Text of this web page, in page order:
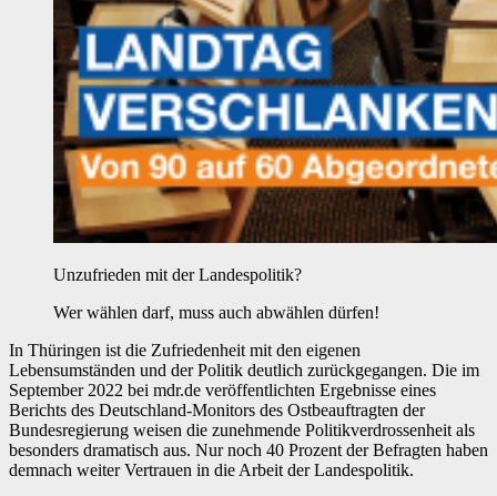
Unzufrieden mit der Landespolitik?
Wer wählen darf, muss auch abwählen dürfen!
In Thüringen ist die Zufriedenheit mit den eigenen
Lebensumständen und der Politik deutlich zurückgegangen. Die im
September 2022 bei mdr.de veröffentlichten Ergebnisse eines
Berichts des Deutschland-Monitors des Ostbeauftragten der
Bundesregierung weisen die zunehmende Politikverdrossenheit als
besonders dramatisch aus. Nur noch 40 Prozent der Befragten haben
demnach weiter Vertrauen in die Arbeit der Landespolitik.